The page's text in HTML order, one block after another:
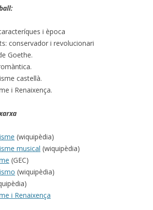
i època
conservador i revolucionari
Goethe.
castellà.
i Renaixença.
(wiquipèdia)
musical (wiquipèdia)
(GEC)
(wiquipèdia)
i Renaixença